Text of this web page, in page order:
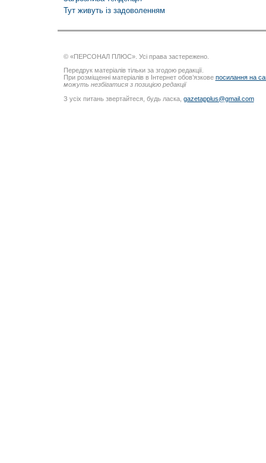
Тут живуть із задоволенням
© «ПЕРСОНАЛ ПЛЮС». Усі права застережено.
Передрук матеріалів тільки за згодою редакції.
При розміщенні матеріалів в Інтернет обов’язкове посилання на
можуть незбігатися з позицією редакції
З усіх питань звертайтеся, будь ласка, gazetapplus@gmail.com